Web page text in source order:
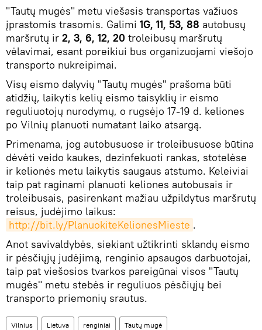
"Tautų mugės" metu viešasis transportas važiuos
įprastomis trasomis. Galimi 1G, 11, 53, 88 autobusų
maršrutų ir 2, 3, 6, 12, 20 troleibusų maršrutų
vėlavimai, esant poreikiui bus organizuojami viešojo
transporto nukreipimai.
Visų eismo dalyvių "Tautų mugės" prašoma būti
atidžių, laikytis kelių eismo taisyklių ir eismo
reguliuotojų nurodymų, o rugsėjo 17-19 d. keliones
po Vilnių planuoti numatant laiko atsargą.
Primenama, jog autobusuose ir troleibusuose būtina
dėvėti veido kaukes, dezinfekuoti rankas, stotelėse
ir kelionės metu laikytis saugaus atstumo. Keleiviai
taip pat raginami planuoti keliones autobusais ir
troleibusais, pasirenkant mažiau užpildytus maršrutų
reisus, judėjimo laikus:
http://bit.ly/PlanuokiteKelionesMieste .
Anot savivaldybės, siekiant užtikrinti sklandų eismo
ir pėsčiųjų judėjimą, renginio apsaugos darbuotojai,
taip pat viešosios tvarkos pareigūnai visos "Tautų
mugės" metu stebės ir reguliuos pėsčiųjų bei
transporto priemonių srautus.
Vilnius Lietuva renginiai Tautų mugė